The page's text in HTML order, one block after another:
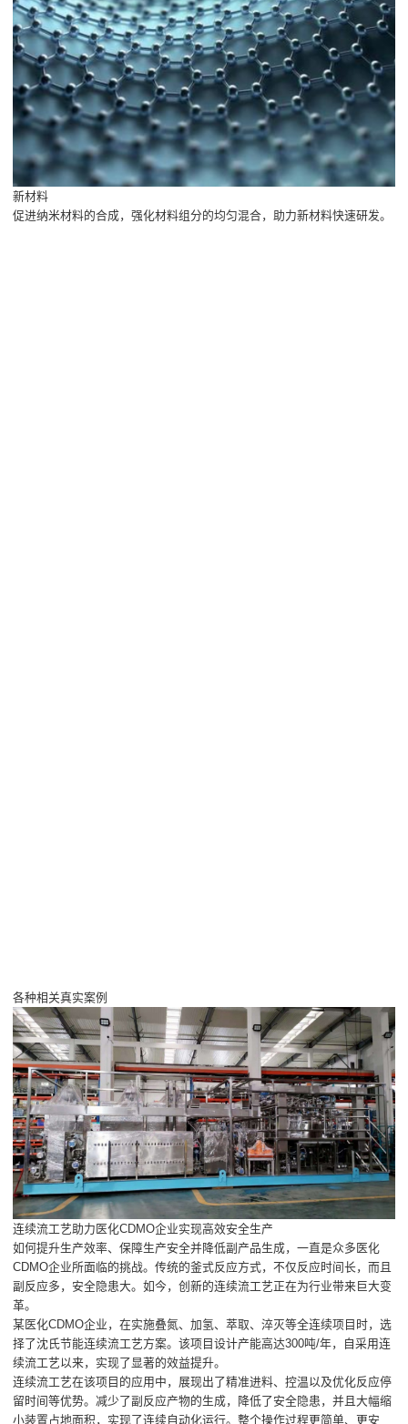
新材料
促进纳米材料的合成，强化材料组分的均匀混合，助力新材料快速研发。
各种相关真实案例
连续流工艺助力医化CDMO企业实现高效安全生产
如何提升生产效率、保障生产安全并降低副产品生成，一直是众多医化
CDMO企业所面临的挑战。传统的釜式反应方式，不仅反应时间长，而且
副反应多，安全隐患大。如今，创新的连续流工艺正在为行业带来巨大变
革。
某医化CDMO企业，在实施叠氮、加氢、萃取、淬灭等全连续项目时，选
择了沈氏节能连续流工艺方案。该项目设计产能高达300吨/年，自采用连
续流工艺以来，实现了显著的效益提升。
连续流工艺在该项目的应用中，展现出了精准进料、控温以及优化反应停
留时间等优势。减少了副反应产物的生成，降低了安全隐患，并且大幅缩
小装置占地面积，实现了连续自动化运行。整个操作过程更简单、更安